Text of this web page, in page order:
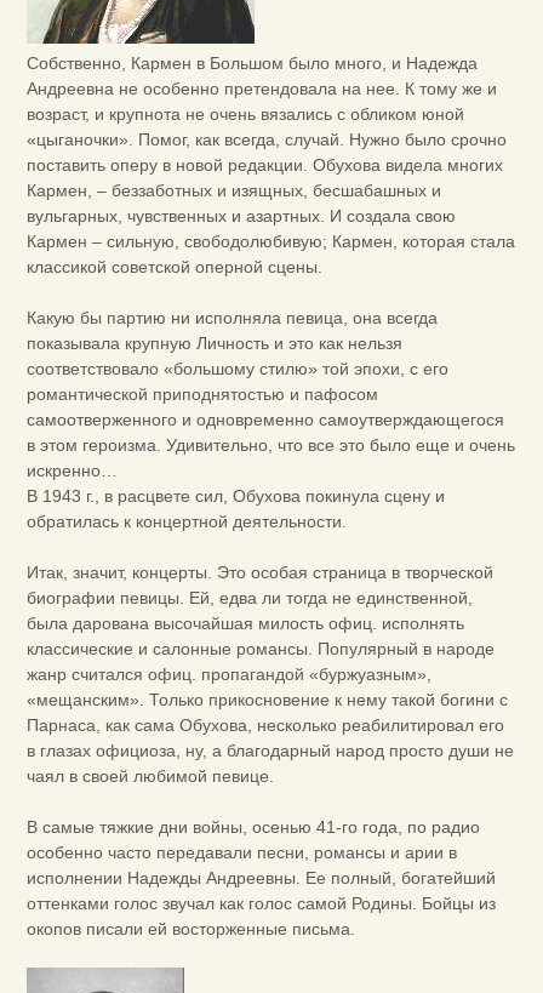
Собственно, Кармен в Большом было много, и Надежда
Андреевна не особенно претендовала на нее. К тому же и
возраст, и крупнота не очень вязались с обликом юной
«цыганочки». Помог, как всегда, случай. Нужно было срочно
поставить оперу в новой редакции. Обухова видела многих
Кармен, – беззаботных и изящных, бесшабашных и
вульгарных, чувственных и азартных. И создала свою
Кармен – сильную, свободолюбивую; Кармен, которая стала
классикой советской оперной сцены.
Какую бы партию ни исполняла певица, она всегда
показывала крупную Личность и это как нельзя
соответствовало «большому стилю» той эпохи, с его
романтической приподнятостью и пафосом
самоотверженного и одновременно самоутверждающегося
в этом героизма. Удивительно, что все это было еще и очень
искренно…
В 1943 г., в расцвете сил, Обухова покинула сцену и
обратилась к концертной деятельности.
Итак, значит, концерты. Это особая страница в творческой
биографии певицы. Ей, едва ли тогда не единственной,
была дарована высочайшая милость офиц. исполнять
классические и салонные романсы. Популярный в народе
жанр считался офиц. пропагандой «буржуазным»,
«мещанским». Только прикосновение к нему такой богини с
Парнаса, как сама Обухова, несколько реабилитировал его
в глазах официоза, ну, а благодарный народ просто души не
чаял в своей любимой певице.
В самые тяжкие дни войны, осенью 41-го года, по радио
особенно часто передавали песни, романсы и арии в
исполнении Надежды Андреевны. Ее полный, богатейший
оттенками голос звучал как голос самой Родины. Бойцы из
окопов писали ей восторженные письма.